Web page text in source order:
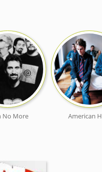
No More American